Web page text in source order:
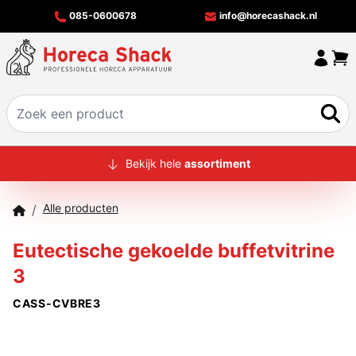
085-0600678 info@horecashack.nl
HOME
MERKEN
Bekijk hele assortiment
/ Alle producten
Eutectische gekoelde buffetvitrine
3
CASS-CVBRE3